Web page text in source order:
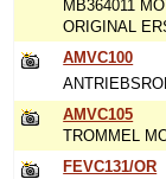
MB364011
ORIGINAL
AMVC100
AMVC105
TROMMEL
FEVC131/OR